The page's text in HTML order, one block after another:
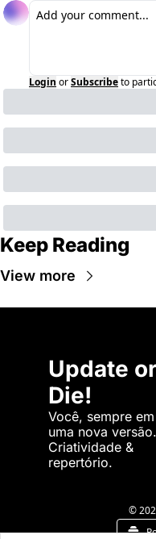
Login orSubscribeto
Keep Reading
View more
Update or
Die!
Você, sempre em
uma nova versão.
Criatividade &
repertório.
©